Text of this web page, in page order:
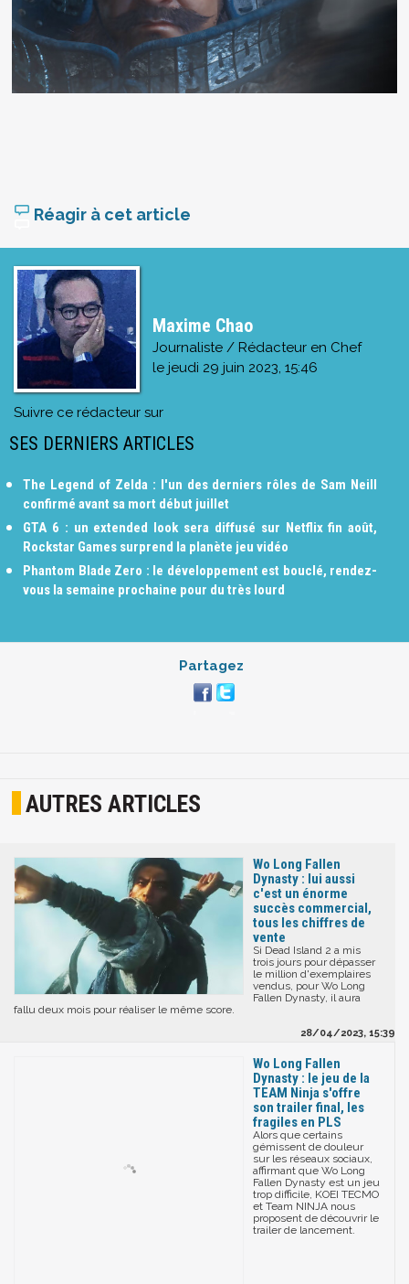
Réagir à cet article
Maxime Chao
Journaliste / Rédacteur en Chef
le jeudi 29 juin 2023, 15:46
Suivre ce rédacteur sur
SES DERNIERS ARTICLES
The Legend of Zelda : l'un des derniers rôles de Sam Neill
confirmé avant sa mort début juillet
GTA 6 : un extended look sera diffusé sur Netflix fin août,
Rockstar Games surprend la planète jeu vidéo
Phantom Blade Zero : le développement est bouclé, rendez-
vous la semaine prochaine pour du très lourd
Partagez
AUTRES ARTICLES
Wo Long Fallen
Dynasty : lui aussi
c'est un énorme
succès commercial,
tous les chiffres de
vente
Si Dead Island 2 a mis
trois jours pour dépasser
le million d'exemplaires
vendus, pour Wo Long
Fallen Dynasty, il aura
fallu deux mois pour réaliser le même score.
28/04/2023, 15:39
Wo Long Fallen
Dynasty : le jeu de la
TEAM Ninja s'offre
son trailer final, les
fragiles en PLS
Alors que certains
gémissent de douleur
sur les réseaux sociaux,
affirmant que Wo Long
Fallen Dynasty est un jeu
trop difficile, KOEI TECMO
et Team NINJA nous
proposent de découvrir le
trailer de lancement.